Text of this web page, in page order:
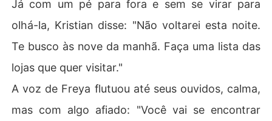
Já com um pé para fora e sem se virar para
olhá-la, Kristian disse: "Não voltarei esta noite.
Te busco às nove da manhã. Faça uma lista das
lojas que quer visitar."
A voz de Freya flutuou até seus ouvidos, calma,
mas com algo afiado: "Você vai se encontrar